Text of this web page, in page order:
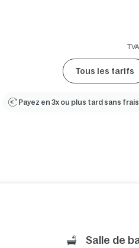
Tous les tarifs
Payez en 3x ou plus tard sans frais
Salle de